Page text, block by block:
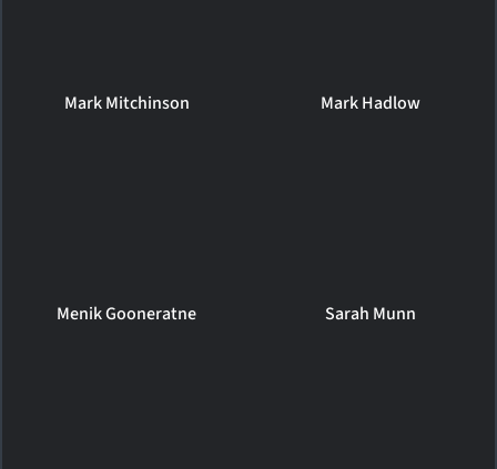
Mark Mitchinson Mark Hadlow
Menik Gooneratne Sarah Munn